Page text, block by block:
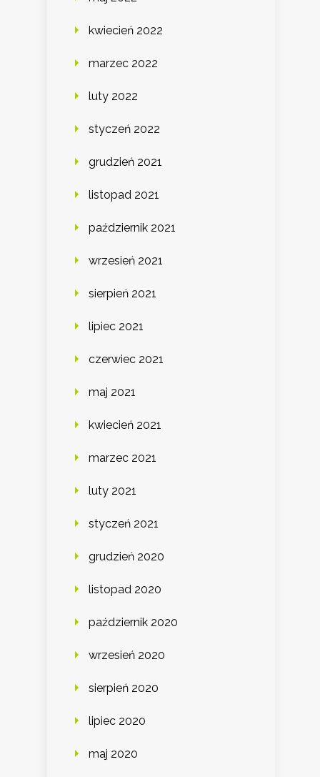
kwiecień 2022
marzec 2022
luty 2022
styczeń 2022
grudzień 2021
listopad 2021
październik 2021
wrzesień 2021
sierpień 2021
lipiec 2021
czerwiec 2021
maj 2021
kwiecień 2021
marzec 2021
luty 2021
styczeń 2021
grudzień 2020
listopad 2020
październik 2020
wrzesień 2020
sierpień 2020
lipiec 2020
maj 2020